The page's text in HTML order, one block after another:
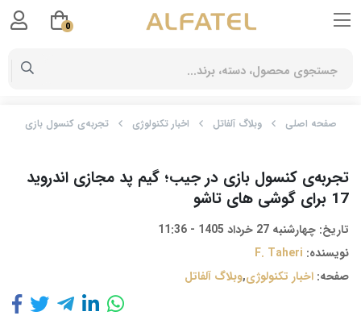
صفحه اصلی وبلاگ آلفاتل اخبار تکنولوژی تجربه‌ی کنسول بازی در جیب؛ گیم پد
تجربه‌ی کنسول بازی در جیب؛ گیم پد مجازی اندروید
17 برای گوشی های تاشو
تاریخ: چهارشنبه 27 خرداد 1405 - 11:36
نویسنده: F. Taheri
صفحه: اخبار تکنولوژی,وبلاگ آلفاتل
0